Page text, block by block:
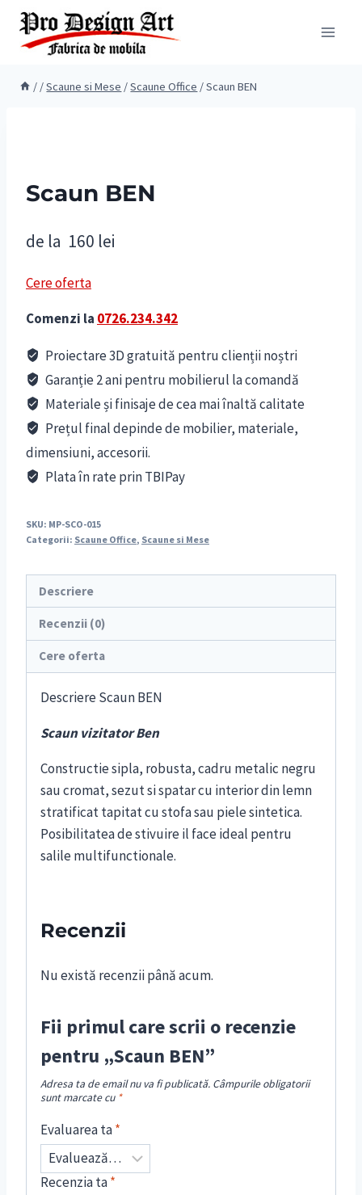
Skip
content
/ /Scaune si Mese /Scaune Office /Scaun BEN
Scaun BEN
de la 160 lei
Cere oferta
Comenzi la 0726.234.342
Proiectare 3D gratuită pentru clienții noștri
Garanție 2 ani pentru mobilierul la comandă
Materiale și finisaje de cea mai înaltă calitate
Prețul final depinde de mobilier, materiale,
dimensiuni, accesorii.
Plata în rate prin TBIPay
SKU: MP-SCO-015
Categorii: Scaune Office, Scaune si Mese
Descriere
Recenzii (0)
Cere oferta
Descriere Scaun BEN
Scaun vizitator Ben
Constructie sipla, robusta, cadru metalic negru
sau cromat, sezut si spatar cu interior din lemn
stratificat tapitat cu stofa sau piele sintetica.
Posibilitatea de stivuire il face ideal pentru
salile multifunctionale.
Recenzii
Nu există recenzii până acum.
Fii primul care scrii o recenzie
pentru „Scaun BEN”
Adresa ta de email nu va fi publicată. Câmpurile obligatorii
sunt marcate cu *
Evaluarea ta*
Recenzia ta*